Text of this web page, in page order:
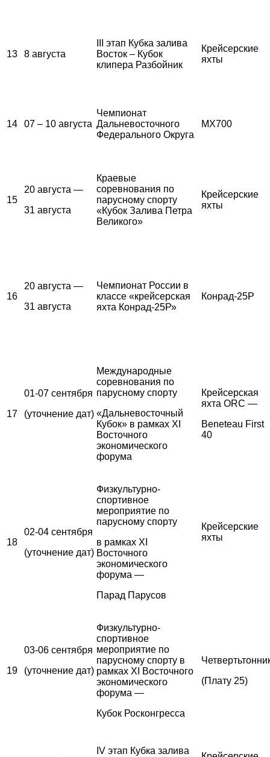
13 8 августа
III этап Кубка залива
Восток – Кубок
клипера Разбойник
Крейсерские
яхты
14 07 – 10 августа
Чемпионат
Дальневосточного
Федерального Округа
MX700
15
20 августа —
31 августа
Краевые
соревнования по
парусному спорту
«Кубок Залива Петра
Великого»
Крейсерские
яхты
16
20 августа —
31 августа
Чемпионат России в
классе «крейсерская
яхта Конрад-25Р»
Конрад-25Р
17
01-07 сентября
(уточнение дат)
Международные
соревнования по
парусному спорту
«Дальневосточный
Кубок» в рамках XI
Восточного
экономического
форума
Крейсерская
яхта ORC —
Beneteau First
40
18
02-04 сентября
(уточнение дат)
Физкультурно-
спортивное
мероприятие по
парусному спорту
в рамках XI
Восточного
экономического
форума —
Парад Парусов
Крейсерские
яхты
19
03-06 сентября
(уточнение дат)
Физкультурно-
спортивное
мероприятие по
парусному спорту в
рамках XI Восточного
экономического
форума —
Кубок Росконгресса
(Плату 25)
IV этап Кубка залива